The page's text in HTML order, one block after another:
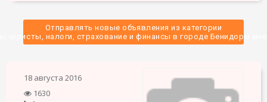
Отправлять новые объявления из категории
юристы, налоги, страхование и финансы в городе Бенидорм
18 августа 2016
1630